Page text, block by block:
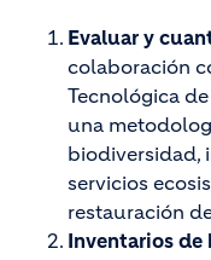
Evaluar y
colaboración
Tecnológica
una
biodiversidad,
servicios
restauración
Inventarios